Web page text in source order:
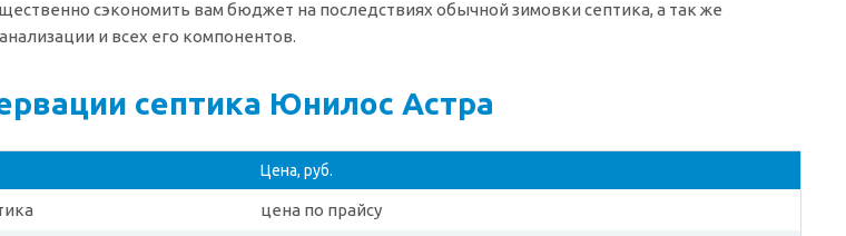
сэкономить вам бюджет на последствиях обычной зимовки септика, а так же
и всех его компонентов.
септика Юнилос Астра
Цена, руб.
цена по прайсу